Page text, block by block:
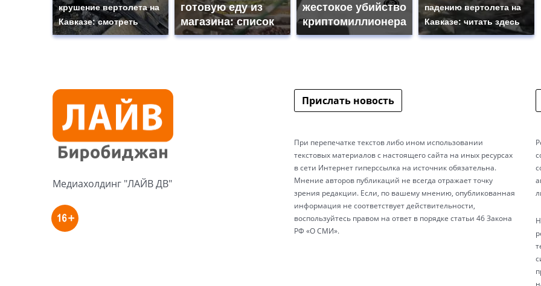
крушение вертолета на
Кавказе: смотреть
готовую еду из
магазина: список
жестокое убийство
криптомиллионера
падению вертолета на
Кавказе: читать здесь
Медиахолдинг "ЛАЙВ ДВ"
Прислать новость
При перепечатке текстов либо ином использовании
текстовых материалов с настоящего сайта на иных ресурсах
в сети Интернет гиперссылка на источник обязательна.
Мнение авторов публикаций не всегда отражает точку
зрения редакции. Если, по вашему мнению, опубликованная
информация не соответствует действительности,
воспользуйтесь правом на ответ в порядке статьи 46 Закона
РФ «О СМИ».